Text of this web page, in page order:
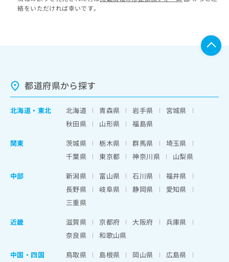
絡をいただければ幸いです。
都道府県から探す
北海道 ・ 東北 北海道 青森県 岩手県
宮城県
秋田県
山形県
福島県
関東
茨城県 栃木県 群馬県
埼玉県
千葉県
東京都 神奈川県
山梨県
中部
新潟県 富山県 石川県
福井県
長野県
岐阜県 静岡県
愛知県
三重県
近畿
滋賀県 京都府 大阪府
兵庫県
奈良県
和歌山県
中国・四国
鳥取県 島根県 岡山県
広島県